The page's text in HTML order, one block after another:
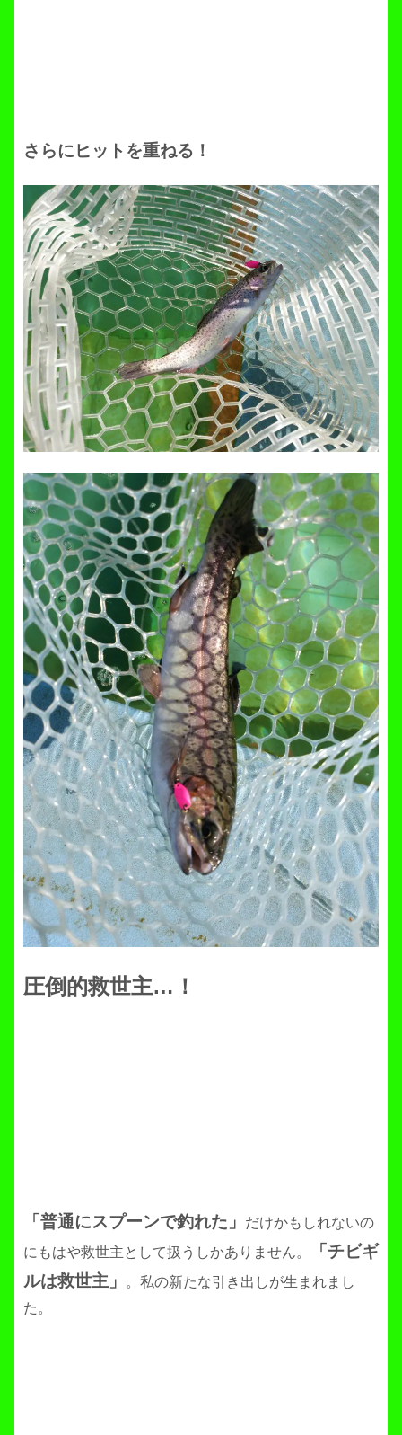
さらにヒットを重ねる！
圧倒的救世主…！
「普通にスプーンで釣れた」
だけかもしれないの
にもはや救世主として扱うしかありません。
「チビギ
ルは救世主」
。私の新たな引き出しが生まれまし
た。